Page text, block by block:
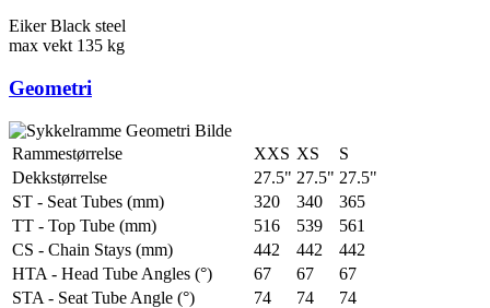
Eiker Black steel
max vekt 135 kg
Geometri
Rammestørrelse XXS XS
S
Dekkstørrelse
27.5" 27.5" 27.5"
ST - Seat Tubes (mm)
320 340
365
TT - Top Tube (mm)
516 539
561
CS - Chain Stays (mm)
442 442
442
HTA - Head Tube Angles (°)
67 67
67
STA - Seat Tube Angle (°)
74 74
74